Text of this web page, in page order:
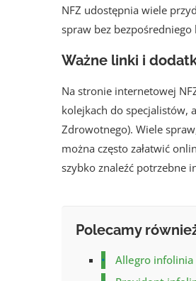
NFZ udostępnia wiele
spraw bez
Ważne linki i
Na stronie internetowej
kolejkach do specjalistów,
Zdrowotnego). Wiele
można często załatwić
szybko znaleźć potrzebne
Polecamy
Allegro infolinia